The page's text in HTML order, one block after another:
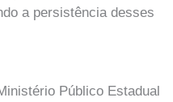
a persistência desses
Público Estadual